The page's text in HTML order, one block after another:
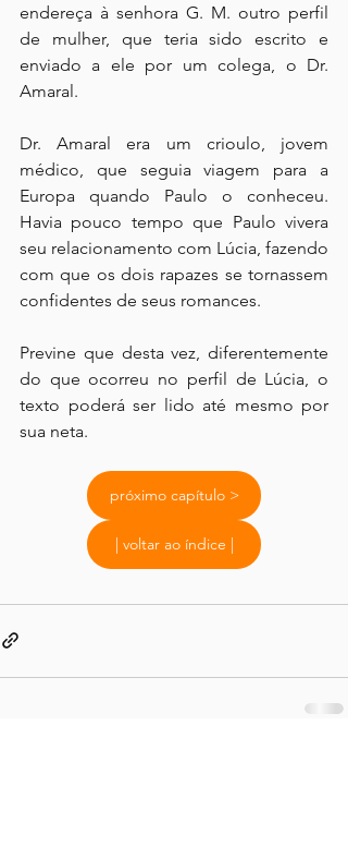
endereça à senhora G. M. outro perfil
de mulher, que teria sido escrito e
enviado a ele por um colega, o Dr.
Amaral.
Dr. Amaral era um crioulo, jovem
médico, que seguia viagem para a
Europa quando Paulo o conheceu.
Havia pouco tempo que Paulo vivera
seu relacionamento com Lúcia, fazendo
com que os dois rapazes se tornassem
confidentes de seus romances.
Previne que desta vez, diferentemente
do que ocorreu no perfil de Lúcia, o
texto poderá ser lido até mesmo por
sua neta.
próximo capítulo >
| voltar ao índice |